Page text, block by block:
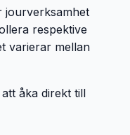
jourverksamhet
respektive
varierar mellan
åka direkt till